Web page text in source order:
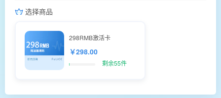
选择商品
298RMB激活卡
￥298.00
剩余55件